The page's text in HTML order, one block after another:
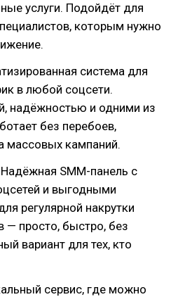
услуги. Подойдёт для
которым нужно
система для
в любой соцсети.
надёжностью и одними из
без перебоев,
массовых кампаний.
SMM-панель с
и выгодными
регулярной накрутки
— просто, быстро, без
вариант для тех, кто
сервис, где можно